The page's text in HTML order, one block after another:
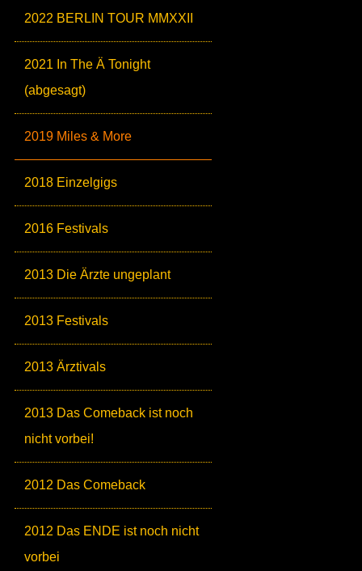
2022 BERLIN TOUR MMXXII
2021 In The Ä Tonight
(abgesagt)
2019 Miles & More
2018 Einzelgigs
2016 Festivals
2013 Die Ärzte ungeplant
2013 Festivals
2013 Ärztivals
2013 Das Comeback ist noch
nicht vorbei!
2012 Das Comeback
2012 Das ENDE ist noch nicht
vorbei